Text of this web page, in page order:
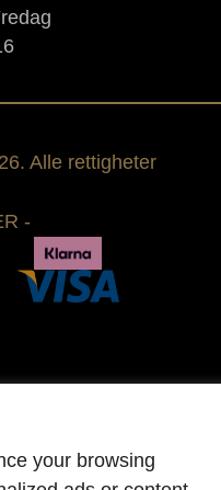
your browsing
Alle rettigheter
-